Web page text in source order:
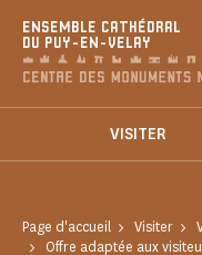
ENSEMBLE CATHÉDRAL
DU PUY-EN-VELAY
VISITER
Page d'accueil Visiter
Offre adaptée aux